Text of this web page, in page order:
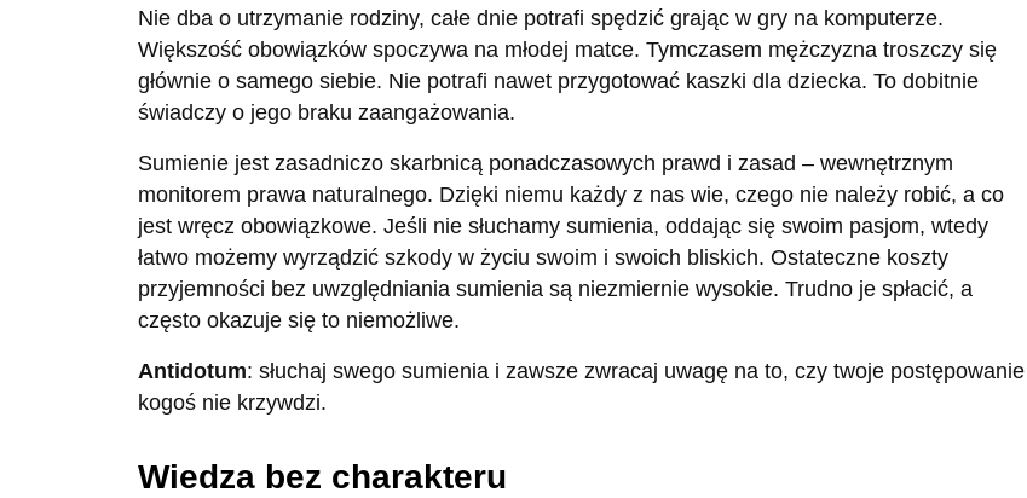
Nie dba o utrzymanie rodziny, całe dnie potrafi spędzić grając w gry na komputerze.
Większość obowiązków spoczywa na młodej matce. Tymczasem mężczyzna troszczy się
głównie o samego siebie. Nie potrafi nawet przygotować kaszki dla dziecka. To dobitnie
świadczy o jego braku zaangażowania.
Sumienie jest zasadniczo skarbnicą ponadczasowych prawd i zasad – wewnętrznym
monitorem prawa naturalnego. Dzięki niemu każdy z nas wie, czego nie należy robić, a co
jest wręcz obowiązkowe. Jeśli nie słuchamy sumienia, oddając się swoim pasjom, wtedy
łatwo możemy wyrządzić szkody w życiu swoim i swoich bliskich. Ostateczne koszty
przyjemności bez uwzględniania sumienia są niezmiernie wysokie. Trudno je spłacić, a
często okazuje się to niemożliwe.
Antidotum: słuchaj swego sumienia i zawsze zwracaj uwagę na to, czy twoje postępowanie
kogoś nie krzywdzi.
Wiedza bez charakteru